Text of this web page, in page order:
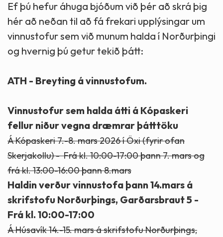
Ef þú hefur áhuga bjóðum við þér að skrá þig
hér að neðan til að fá frekari upplýsingar um
vinnustofur sem við munum halda í Norðurþingi
og hvernig þú getur tekið þátt:
ATH - Breyting á vinnustofum.
Vinnustofur sem halda átti á Kópaskeri
fellur niður vegna dræmrar þátttöku
Á Kópaskeri 7.-8. mars 2026 í Öxi (fyrir ofan
Skerjakollu) - Frá kl. 10:00-17:00 þann 7. mars og
frá kl. 13:00-16:00 þann 8.mars
Haldin verður vinnustofa þann 14.mars á
skrifstofu Norðurþings, Garðarsbraut 5 -
Frá kl. 10:00-17:00
Á Húsavík 14.-15. mars á skrifstofu Norðurþings,